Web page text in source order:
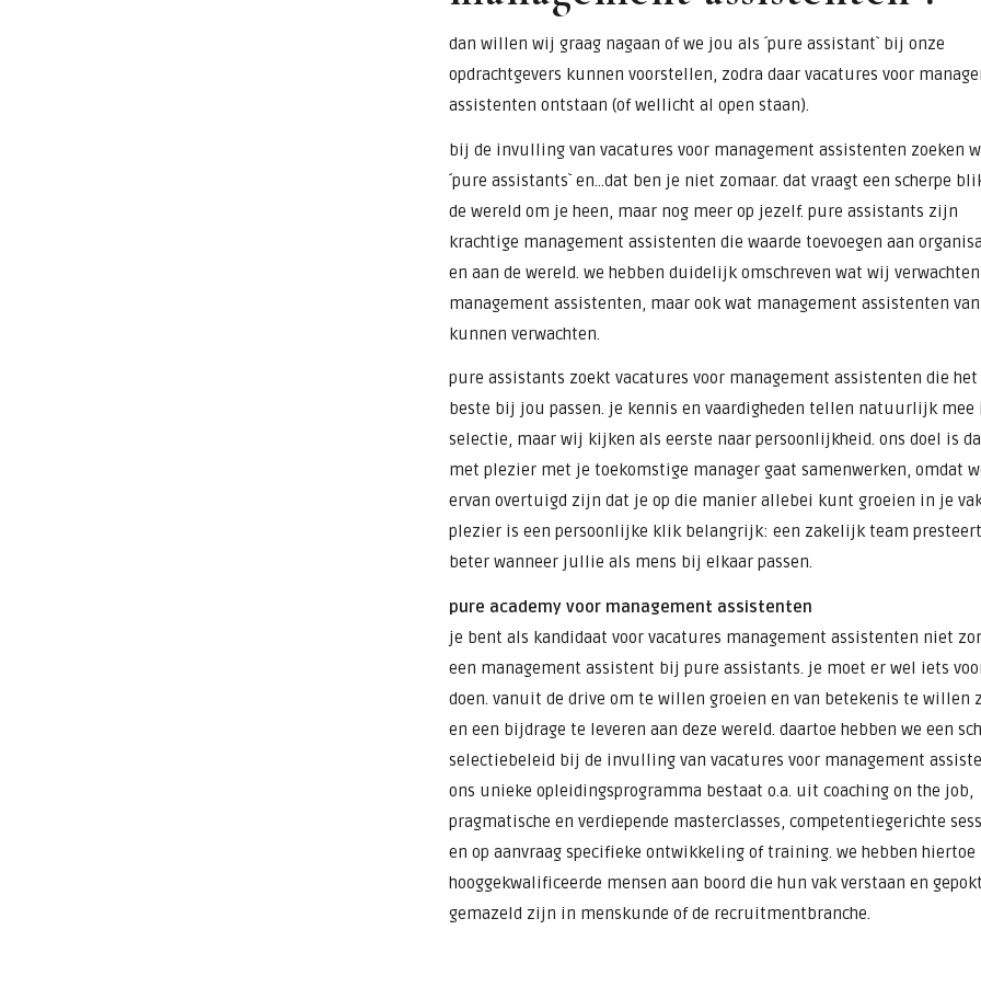
dan willen wij graag nagaan of we jou als ´pure assistant` bij onze
opdrachtgevers kunnen voorstellen, zodra daar vacatures voor
assistenten ontstaan (of wellicht al open staan).
bij de invulling van vacatures voor management assistenten zoeken
´pure assistants` en…dat ben je niet zomaar. dat vraagt een scherpe
de wereld om je heen, maar nog meer op jezelf. pure assistants zijn
krachtige management assistenten die waarde toevoegen aan
en aan de wereld. we hebben duidelijk omschreven wat wij
management assistenten, maar ook wat management assistenten
kunnen verwachten.
pure assistants zoekt vacatures voor management assistenten die het
beste bij jou passen. je kennis en vaardigheden tellen natuurlijk mee
selectie, maar wij kijken als eerste naar persoonlijkheid. ons doel is
met plezier met je toekomstige manager gaat samenwerken, omdat
ervan overtuigd zijn dat je op die manier allebei kunt groeien in je
plezier is een persoonlijke klik belangrijk: een zakelijk team presteert
beter wanneer jullie als mens bij elkaar passen.
pure academy voor management assistenten
je bent als kandidaat voor vacatures management assistenten niet
een management assistent bij pure assistants. je moet er wel iets
doen. vanuit de drive om te willen groeien en van betekenis te willen
en een bijdrage te leveren aan deze wereld. daartoe hebben we een
selectiebeleid bij de invulling van vacatures voor management
ons unieke opleidingsprogramma bestaat o.a. uit coaching on the job,
pragmatische en verdiepende masterclasses, competentiegerichte
en op aanvraag specifieke ontwikkeling of training. we hebben hiertoe
hooggekwalificeerde mensen aan boord die hun vak verstaan en
gemazeld zijn in menskunde of de recruitmentbranche.